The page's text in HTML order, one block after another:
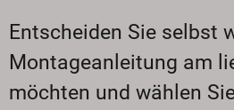
Entscheiden Sie selbst
Montageanleitung am
möchten und wählen